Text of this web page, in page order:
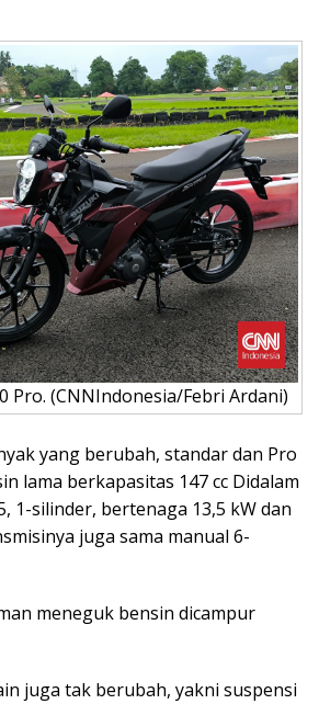
Pro. (CNNIndonesia/Febri Ardani)
yang berubah, standar dan Pro
lama berkapasitas 147 cc Didalam
1-silinder, bertenaga 13,5 kW dan
juga sama manual 6-
meneguk bensin dicampur
juga tak berubah, yakni suspensi